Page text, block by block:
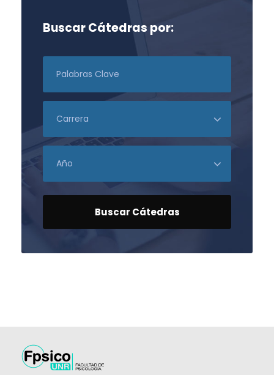
Buscar Cátedras por: